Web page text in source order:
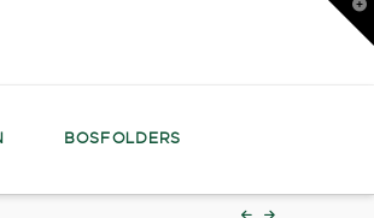
BOSFOLDERS